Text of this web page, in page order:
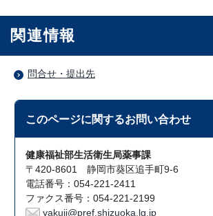
関連情報
問合せ・提出先
このページに関するお問い合わせ
健康福祉部生活衛生局薬事課
〒420-8601 静岡市葵区追手町9-6
電話番号：054-221-2411
ファクス番号：054-221-2199
yakuji@pref.shizuoka.lg.jp